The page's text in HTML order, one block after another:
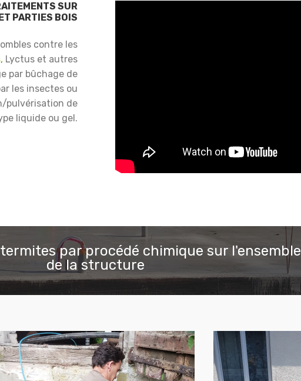
SUR
PARTIES BOIS
contre les
, Lyctus et autres
par bûchage de
les insectes ou
pulvérisation de
liquide ou gel.
par procédé chimique sur l'ensemble
de la structure